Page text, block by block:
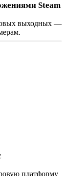
Steam
выходных —
платформу